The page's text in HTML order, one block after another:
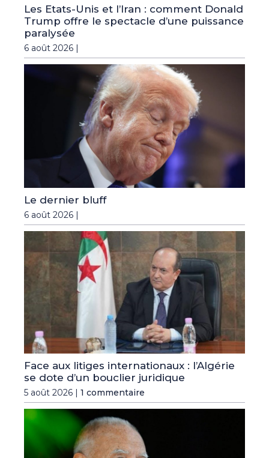
Les Etats-Unis et l’Iran : comment Donald
Trump offre le spectacle d’une puissance
paralysée
6 août 2026 |
Le dernier bluff
6 août 2026 |
Face aux litiges internationaux : l’Algérie
se dote d’un bouclier juridique
5 août 2026 | 1 commentaire